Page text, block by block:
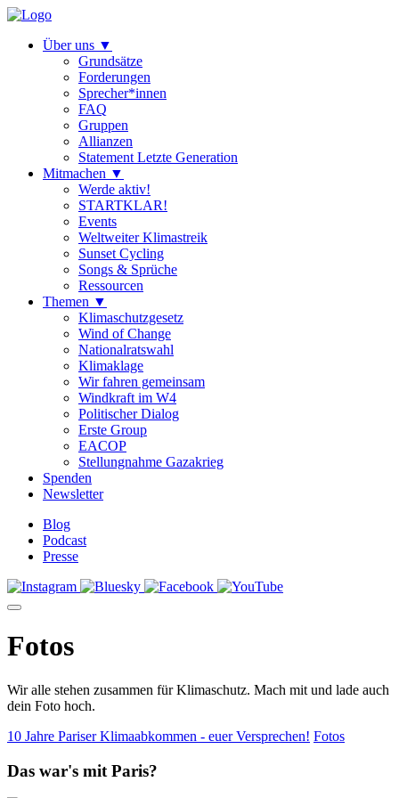
Über uns ▼
Grundsätze
Forderungen
Sprecher*innen
FAQ
Gruppen
Allianzen
Statement Letzte Generation
Mitmachen ▼
Werde aktiv!
STARTKLAR!
Events
Weltweiter Klimastreik
Sunset Cycling
Songs & Sprüche
Ressourcen
Themen ▼
Klimaschutzgesetz
Wind of Change
Nationalratswahl
Klimaklage
Wir fahren gemeinsam
Windkraft im W4
Politischer Dialog
Erste Group
EACOP
Stellungnahme Gazakrieg
Spenden
Newsletter
Blog
Podcast
Presse
Fotos
Wir alle stehen zusammen für Klimaschutz. Mach mit und lade auch
dein Foto hoch.
10 Jahre Pariser Klimaabkommen - euer Versprechen! Fotos
Das war's mit Paris?